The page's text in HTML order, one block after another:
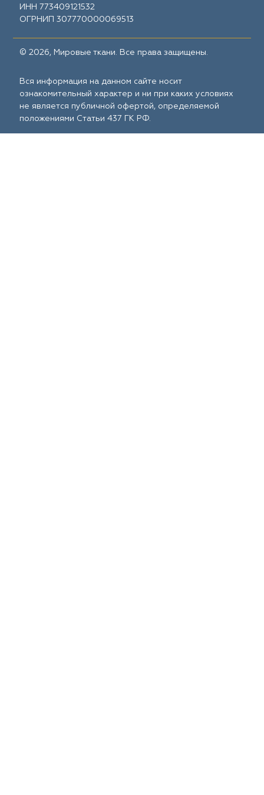
ИНН 773409121532
ОГРНИП 307770000069513
© 2026, Мировые ткани. Все права защищены.
Вся информация на данном сайте носит
ознакомительный характер и ни при каких условиях
не является публичной офертой, определяемой
положениями Статьи 437 ГК РФ.